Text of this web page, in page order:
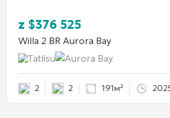
z $376 525
Willa 2 BR Aurora Bay
Tatlisu
Aurora Bay
2 2 191м²